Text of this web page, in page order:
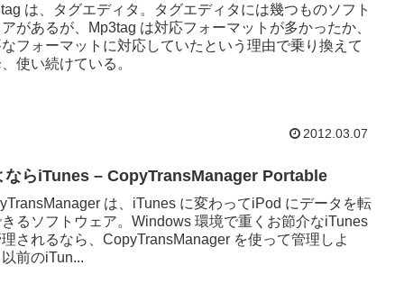
は、タグエディタ。タグエディタには幾つものソフト
があるが、Mp3tag は対応フォーマットが多かったか、
フォーマットに対応していたという理由で乗り換えて
使い続けている。
2012.03.07
ならiTunes – CopyTransManager Portable
は、iTunes に変わってiPod にデータを転
るソフトウェア。Windows 環境で重くお節介なiTunes
されるなら、CopyTransManager を使って管理しよ
前のiTun...